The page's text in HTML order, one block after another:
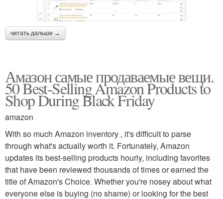
читать дальше →
Амазон самые продаваемые вещи.
50 Best-Selling Amazon Products to
Shop During Black Friday
amazon
With so much Amazon inventory , it's difficult to parse
through what's actually worth it. Fortunately, Amazon
updates its best-selling products hourly, including favorites
that have been reviewed thousands of times or earned the
title of Amazon's Choice. Whether you're nosey about what
everyone else is buying (no shame) or looking for the best